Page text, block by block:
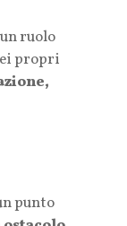
ruolo
propri
punto